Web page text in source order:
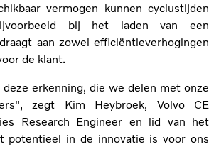
vermogen kunnen cyclustijden
bij het laden van een
aan zowel efficiëntieverhogingen
de klant.
erkenning, die we delen met onze
zegt Kim Heybroek, Volvo CE
Research Engineer en lid van het
potentieel in de innovatie is voor ons